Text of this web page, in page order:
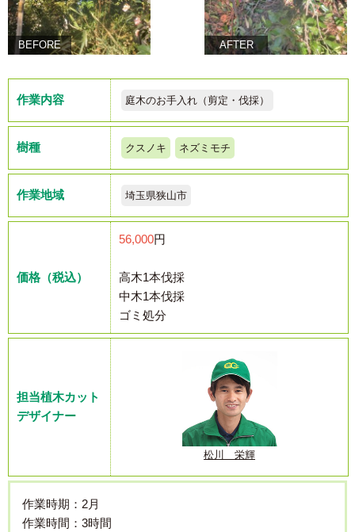
BEFORE AFTER
作業内容 庭木のお手入れ（剪定・伐採）
樹種 クスノキ ネズミモチ
作業地域 埼玉県狭山市
価格（税込）
56,000円
高木1本伐採
中木1本伐採
ゴミ処分
担当植木カット
デザイナー
松川 栄輝
作業時期：2月
作業時間：3時間